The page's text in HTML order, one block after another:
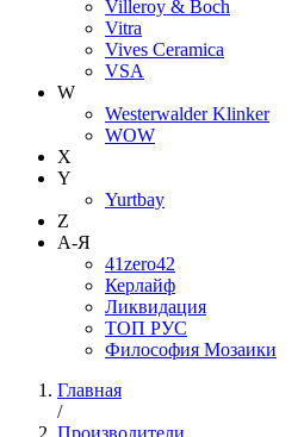
Villeroy & Boch
Vitra
Vives Ceramica
VSA
W
Westerwalder Klinker
WOW
X
Y
Yurtbay
Z
А-Я
41zero42
Керлайф
Ликвидация
ТОП РУС
Философия Мозаики
Главная
/
Производители